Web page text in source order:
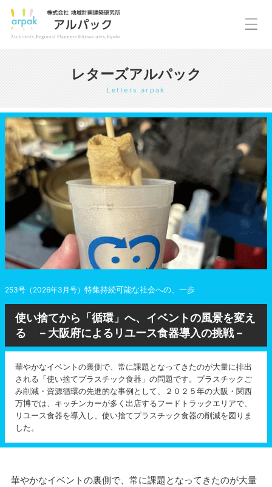
レターズアルパック
Letters arpak
253号（2026年3月号） 特集持続可能な社会への、一歩
使い捨てから「循環」へ、イベントの風景を変え
る －大阪府によるリユース食器導入の挑戦－
華やかなイベントの裏側で、常に課題となってきたのが大量に排出
される「使い捨てプラスチック食器」の問題です。プラスチックご
み削減・資源循環の先進的な事例として、２０２５年の大阪・関西
万博では、キッチンカーが多く出店するフードトラックエリアで、
リユース食器を導入し、使い捨てプラスチック食器の削減を図りま
した。
華やかなイベントの裏側で、常に課題となってきたのが大量